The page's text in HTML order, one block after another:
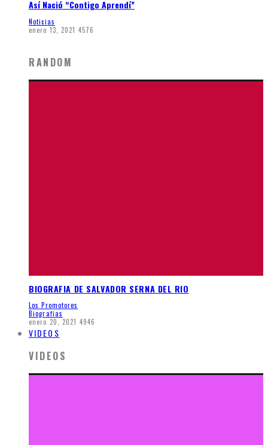
Así Nació “Contigo Aprendí”
Noticias
enero 13, 2021 4576
RANDOM
BIOGRAFIA DE SALVADOR SERNA DEL RIO
Los Promotores
Biografias
enero 20, 2021 4946
VIDEOS
VIDEOS